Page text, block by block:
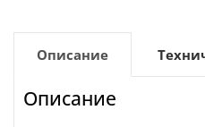
Описание
Описание